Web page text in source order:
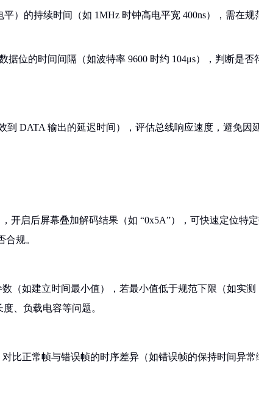
）的持续时间（如 1MHz 时钟高电平宽 400ns），需在规
位的时间间隔（如波特率 9600 时约 104μs），判断是否
DATA 输出的延迟时间），评估总线响应速度，避免因
开启后屏幕叠加解码结果（如 “0x5A”），可快速定位特
规。
（如建立时间最小值），若最小值低于规范下限（如实测
、负载电容等问题。
比正常帧与错误帧的时序差异（如错误帧的保持时间异常